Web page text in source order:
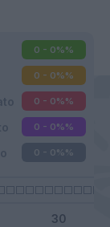
0 - 0%%
0 - 0%%
0 - 0%%
0 - 0%%
0 - 0%%